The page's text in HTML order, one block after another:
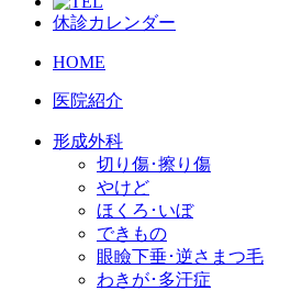
休診カレンダー
HOME
医院紹介
形成外科
切り傷･擦り傷
やけど
ほくろ･いぼ
できもの
眼瞼下垂･逆さまつ毛
わきが･多汗症